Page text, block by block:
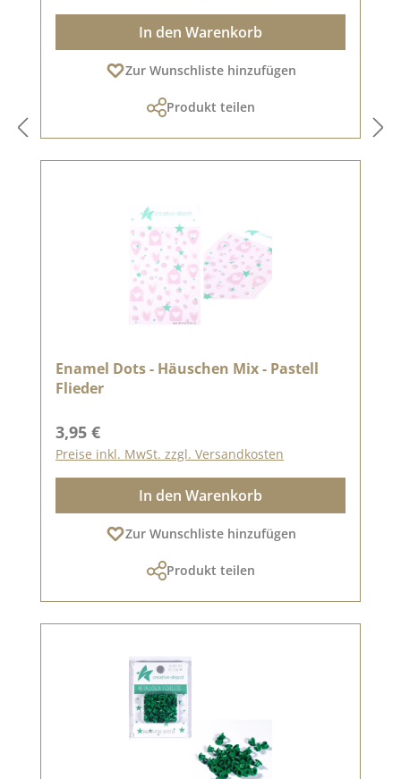
In den Warenkorb
Zur Wunschliste hinzufügen
Produkt teilen
Enamel Dots - Häuschen Mix - Pastell
Flieder
Regulärer Preis:
3,95 €
Preise inkl. MwSt. zzgl. Versandkosten
In den Warenkorb
Zur Wunschliste hinzufügen
Produkt teilen